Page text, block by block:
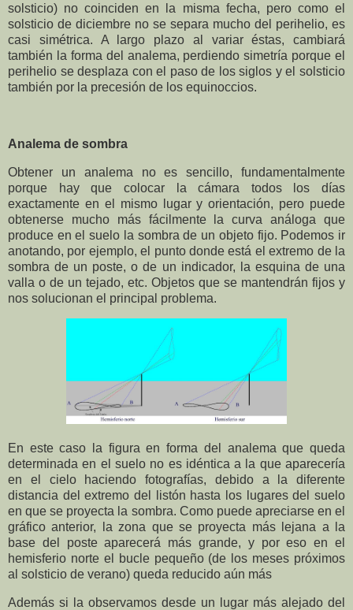
solsticio) no coinciden en la misma fecha, pero como el
solsticio de diciembre no se separa mucho del perihelio, es
casi simétrica. A largo plazo al variar éstas, cambiará
también la forma del analema, perdiendo simetría porque el
perihelio se desplaza con el paso de los siglos y el solsticio
también por la precesión de los equinoccios.
Analema de sombra
Obtener un analema no es sencillo, fundamentalmente
porque hay que colocar la cámara todos los días
exactamente en el mismo lugar y orientación, pero puede
obtenerse mucho más fácilmente la curva análoga que
produce en el suelo la sombra de un objeto fijo. Podemos ir
anotando, por ejemplo, el punto donde está el extremo de la
sombra de un poste, o de un indicador, la esquina de una
valla o de un tejado, etc. Objetos que se mantendrán fijos y
nos solucionan el principal problema.
En este caso la figura en forma del analema que queda
determinada en el suelo no es idéntica a la que aparecería
en el cielo haciendo fotografías, debido a la diferente
distancia del extremo del listón hasta los lugares del suelo
en que se proyecta la sombra. Como puede apreciarse en el
gráfico anterior, la zona que se proyecta más lejana a la
base del poste aparecerá más grande, y por eso en el
hemisferio norte el bucle pequeño (de los meses próximos
al solsticio de verano) queda reducido aún más
Además si la observamos desde un lugar más alejado del